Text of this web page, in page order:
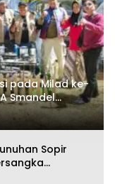
pada Milad ke-
Smandel
Sopir